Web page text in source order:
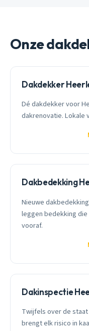
Onze
Dakdekker
Dé dakdekker voor
dakrenovatie. Lokale
Dakbedekking
Nieuwe
leggen bedekking
vooraf.
Dakinspectie
Twijfels over de staat
brengt elk risico in